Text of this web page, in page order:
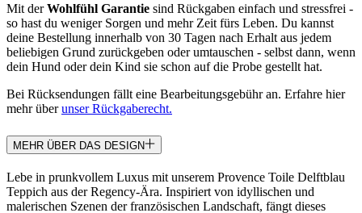
Mit derWohlfühl Garantie sind Rückgaben einfach und stressfrei -
so hast du weniger Sorgen und mehr Zeit fürs Leben. Du kannst
deine Bestellung innerhalb von 30 Tagen nach Erhalt aus jedem
beliebigen Grund zurückgeben oder umtauschen - selbst dann, wenn
dein Hund oder dein Kind sie schon auf die Probe gestellt hat.
Bei Rücksendungen fällt eine Bearbeitungsgebühr an. Erfahre hier
mehr überunser Rückgaberecht.
MEHR ÜBER DAS DESIGN
Lebe in prunkvollem Luxus mit unserem Provence Toile Delftblau
Teppich aus der Regency-Ära. Inspiriert von idyllischen und
malerischen Szenen der französischen Landschaft, fängt dieses